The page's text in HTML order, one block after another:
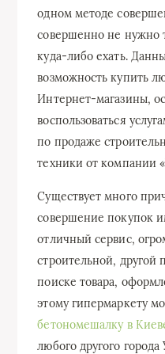
одном методе
совершенно не нужно
куда-либо ехать.
возможность купить
Интернет-магазины,
воспользоваться
по продаже
техники от компании
Существует много
совершение покупок
отличный сервис,
строительной, другой
поиске товара,
этому гипермаркету
бетономешалку в
любого другого